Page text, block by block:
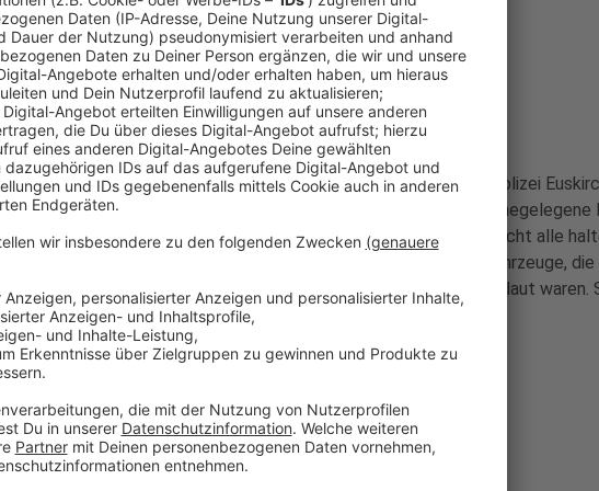
Sieben Fahrzeuge aus dem Verkehr gezogen
Anzeige
Am Karfreitag (18. April), bekannt als Car-Friday, führte die Kreispolizei
Kontrollen durch, um die Tunerszene im Auge zu behalten. Der nahegelegene
Eifel zieht an diesem Tag zahlreiche Autoenthusiasten an, doch nicht alle
geltenden Vorschriften. Die Polizei sicherte insgesamt sieben Fahrzeuge, die
der Polizei unzulässig umgebaut und in den meisten Fällen viel zu laut waren.
werden die Autos nun genauer unter die Lupe nehmen.
Anzeige
Zwei Personen mussten eine Blutprobe abgeben
Anzeige